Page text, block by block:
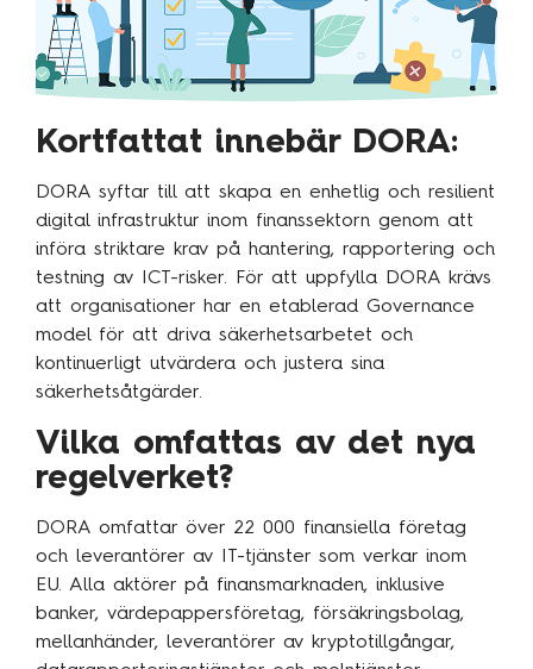
Kortfattat innebär DORA:
DORA syftar till att skapa en enhetlig och resilient
digital infrastruktur inom finanssektorn genom att
införa striktare krav på hantering, rapportering och
testning av ICT-risker. För att uppfylla DORA krävs
att organisationer har en etablerad Governance
model för att driva säkerhetsarbetet och
kontinuerligt utvärdera och justera sina
säkerhetsåtgärder.
Vilka omfattas av det nya
regelverket?
DORA omfattar över 22 000 finansiella företag
och leverantörer av IT-tjänster som verkar inom
EU. Alla aktörer på finansmarknaden, inklusive
banker, värdepappersföretag, försäkringsbolag,
mellanhänder, leverantörer av kryptotillgångar,